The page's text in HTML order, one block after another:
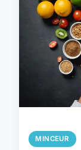
MINCEUR